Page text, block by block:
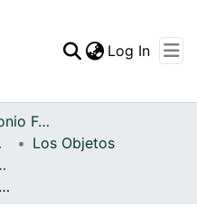
Statistics
Log In
Archivo del Patrimonio Fotográfico y Fílmico del Valle del Cauca
Los Objetos
El Gato del río, escultura de bronce del Maestro Hernando Tejada "Tejadita", ubicada en las margenes del río Cali